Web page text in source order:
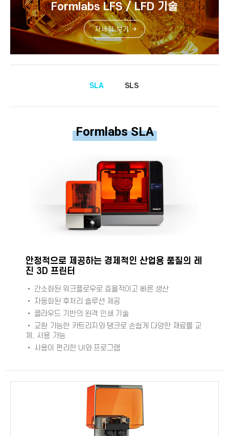
Formlabs LFS / LFD 기술
자세히 보기
SLA SLS
Formlabs SLA
안정적으로 제공하는 경제적인 산업용 품질의 레
진 3D 프린터
• 간소화된 워크플로우로 효율적이고 빠른 생산
• 자동화된 후처리 솔루션 제공
• 클라우드 기반의 원격 인쇄 기술
• 교환 가능한 카트리지와 탱크로 손쉽게 다양한 재료를 교
체, 사용 가능
• 사용이 편리한 UI와 프로그램